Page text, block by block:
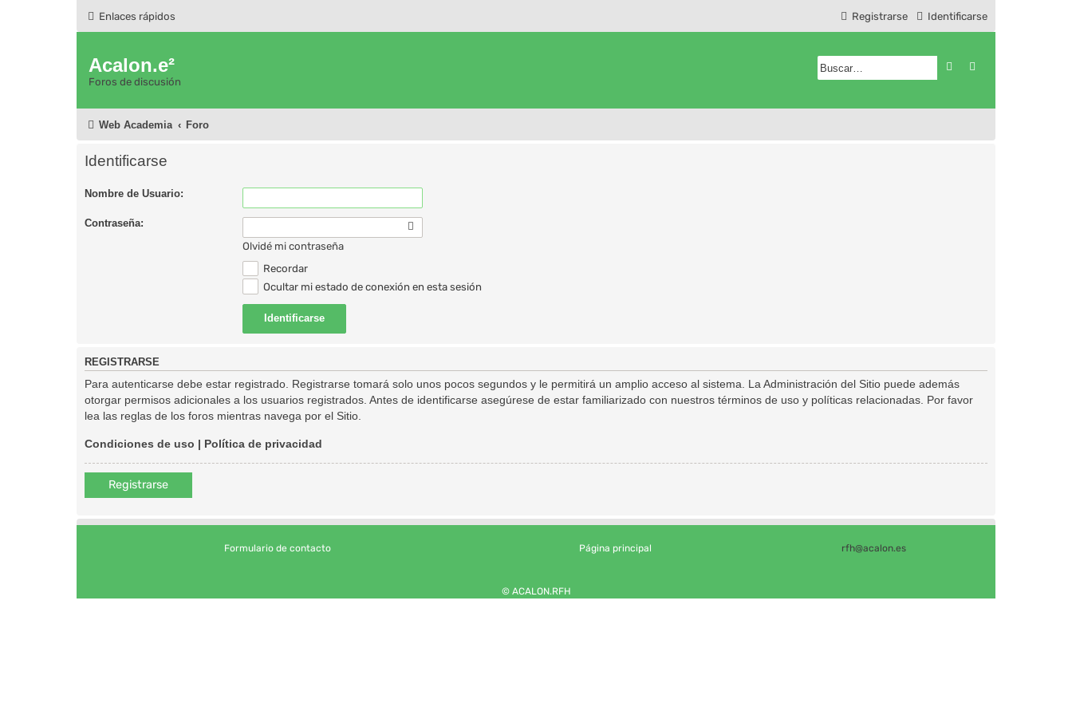
Enlaces rápidos Identificarse
Registrarse
Acalon.e²
Foros de discusión
Buscar
Web Academia Foro
Identificarse
Nombre de Usuario:
Contraseña:
Olvidé mi contraseña
Recordar
Ocultar mi estado de conexión en esta sesión
REGISTRARSE
Para autenticarse debe estar registrado. Registrarse tomará solo unos pocos segundos y le permitirá un amplio acceso al sistema. La Administración del Sitio puede además
otorgar permisos adicionales a los usuarios registrados. Antes de identificarse asegúrese de estar familiarizado con nuestros términos de uso y políticas relacionadas. Por favor
lea las reglas de los foros mientras navega por el Sitio.
Condiciones de uso | Política de privacidad
Registrarse
Formulario de contacto Página principal rfh@acalon.es
© ACALON.RFH